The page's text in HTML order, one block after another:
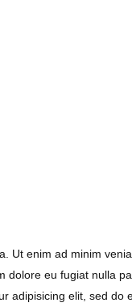
Ut enim ad minim
dolore eu fugiat nulla
adipisicing elit, sed do